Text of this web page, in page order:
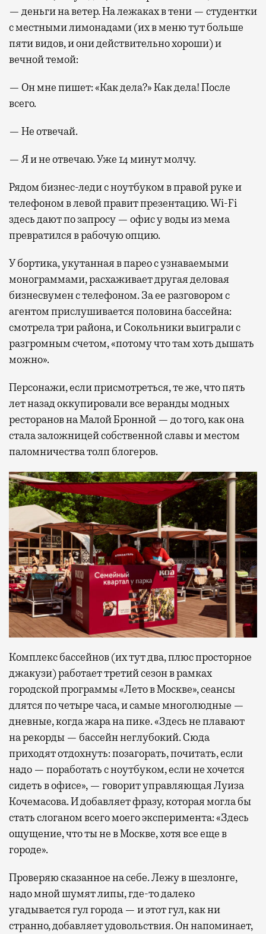
— деньги на ветер. На лежаках в тени — студентки
с местными лимонадами (их в меню тут больше
пяти видов, и они действительно хороши) и
вечной темой:
— Он мне пишет: «Как дела?» Как дела! После
всего.
— Не отвечай.
— Я и не отвечаю. Уже 14 минут молчу.
Рядом бизнес-леди с ноутбуком в правой руке и
телефоном в левой правит презентацию. Wi-Fi
здесь дают по запросу — офис у воды из мема
превратился в рабочую опцию.
У бортика, укутанная в парео с узнаваемыми
монограммами, расхаживает другая деловая
бизнесвумен с телефоном. За ее разговором с
агентом прислушивается половина бассейна:
смотрела три района, и Сокольники выиграли с
разгромным счетом, «потому что там хоть дышать
можно».
Персонажи, если присмотреться, те же, что пять
лет назад оккупировали все веранды модных
ресторанов на Малой Бронной — до того, как она
стала заложницей собственной славы и местом
паломничества толп блогеров.
Комплекс бассейнов (их тут два, плюс просторное
джакузи) работает третий сезон в рамках
городской программы «Лето в Москве», сеансы
длятся по четыре часа, и самые многолюдные —
дневные, когда жара на пике. «Здесь не плавают
на рекорды — бассейн неглубокий. Сюда
приходят отдохнуть: позагорать, почитать, если
надо — поработать с ноутбуком, если не хочется
сидеть в офисе», — говорит управляющая Луиза
Кочемасова. И добавляет фразу, которая могла бы
стать слоганом всего моего эксперимента: «Здесь
ощущение, что ты не в Москве, хотя все еще в
городе».
Проверяю сказанное на себе. Лежу в шезлонге,
надо мной шумят липы, где-то далеко
угадывается гул города — и этот гул, как ни
странно, добавляет удовольствия. Он напоминает,